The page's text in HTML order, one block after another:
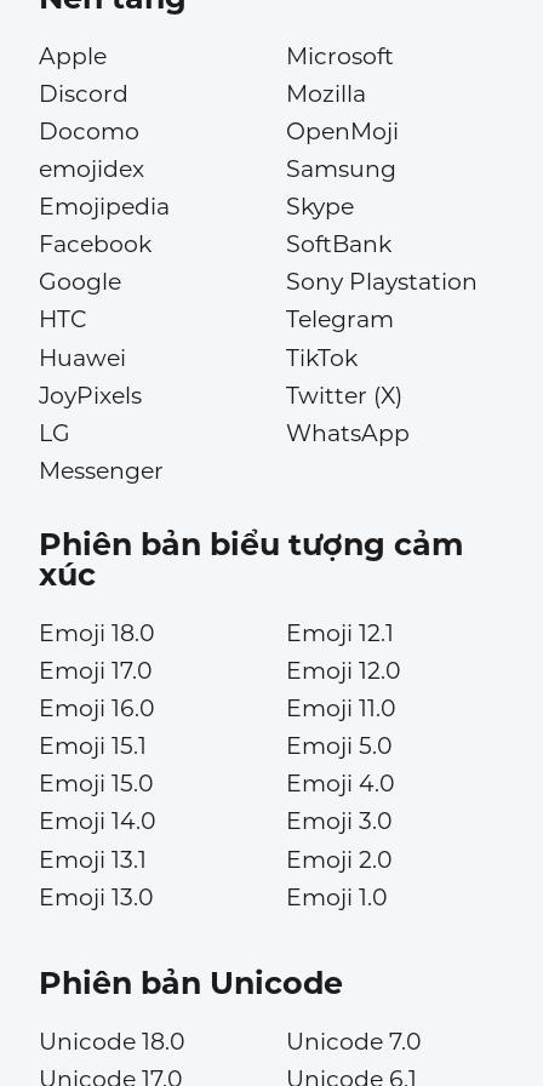
Apple
Discord
Docomo
emojidex
Emojipedia
Facebook
Google
HTC
Huawei
JoyPixels
LG
Messenger
Microsoft
Mozilla
OpenMoji
Samsung
Skype
SoftBank
Sony Playstation
Telegram
TikTok
Twitter (X)
WhatsApp
Phiên bản biểu tượng cảm
xúc
Emoji 18.0
Emoji 17.0
Emoji 16.0
Emoji 15.1
Emoji 15.0
Emoji 14.0
Emoji 13.1
Emoji 13.0
Emoji 12.1
Emoji 12.0
Emoji 11.0
Emoji 5.0
Emoji 4.0
Emoji 3.0
Emoji 2.0
Emoji 1.0
Phiên bản Unicode
Unicode 18.0
Unicode 17.0
Unicode 7.0
Unicode 6.1